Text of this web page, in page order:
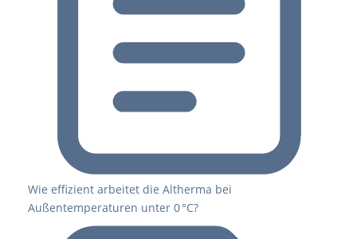
Wie effizient arbeitet die Altherma bei
Außentemperaturen unter 0 °C?